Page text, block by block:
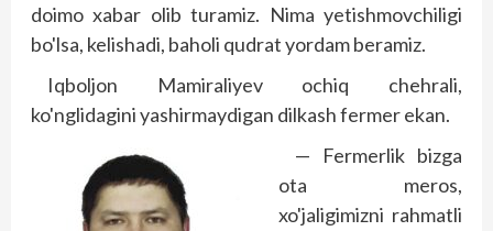
doimo xabar olib turamiz. Nima yetishmovchiligi
bo'lsa, kelishadi, baholi qudrat yordam beramiz.
Iqboljon Mamiraliyev ochiq chehrali,
ko'nglidagini yashirmaydigan dilkash fermer ekan.
— Fermerlik bizga
ota meros,
xo'jaligimizni rahmatli